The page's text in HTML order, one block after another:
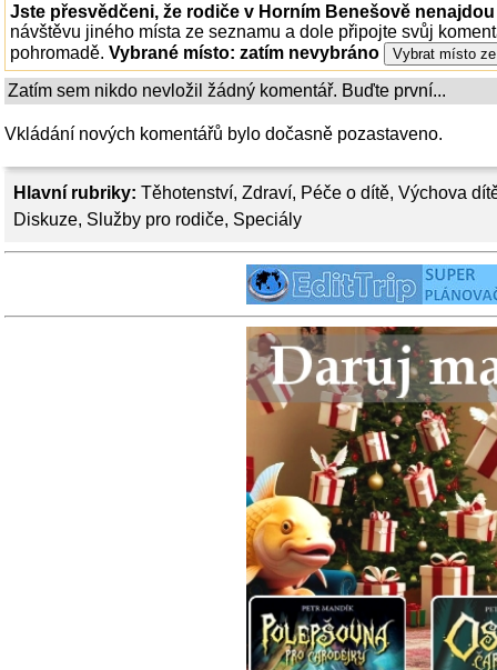
Hlavní rubriky: Těhotenství, Zdraví, Péče o dítě, Výchova
Diskuze, Služby pro rodiče, Speciály
Jste přesvědčeni, že rodiče v Horním Benešově
návštěvu jiného místa ze seznamu a dole připojte svůj
pohromadě. Vybrané místo: zatím nevybráno
Zatím sem nikdo nevložil žádný komentář. Buďte první...
Vkládání nových komentářů bylo dočasně pozastaveno.